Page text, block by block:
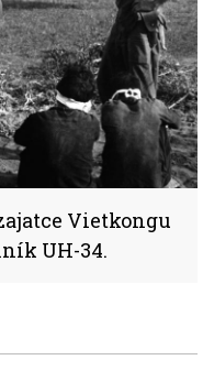
Vietkongu
UH-34.